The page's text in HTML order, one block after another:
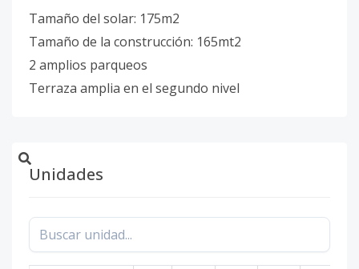
Tamaño del solar: 175m2
Tamaño de la construcción: 165mt2
2 amplios parqueos
Terraza amplia en el segundo nivel
Unidades